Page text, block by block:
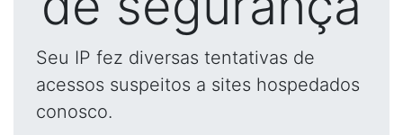
Seu IP fez diversas tentativas de
acessos suspeitos a sites hospedados
conosco.